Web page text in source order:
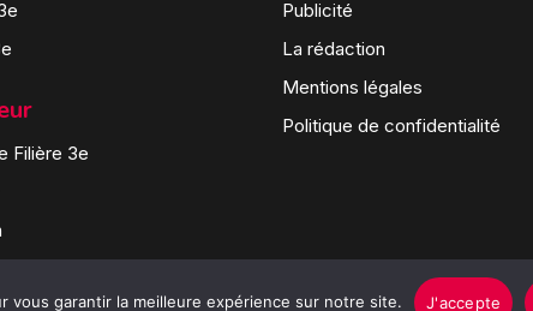
Filière 3e
Publicité
La rédaction
Mentions légales
Politique de confidentialité
vous garantir la meilleure expérience sur notre site. J'accepte